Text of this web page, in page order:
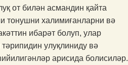
от билән асмандин қайта
тонушни халимиғанларни вә
ибарәт болуп, улар
улуқлиниду вә
арисида болисиләр.